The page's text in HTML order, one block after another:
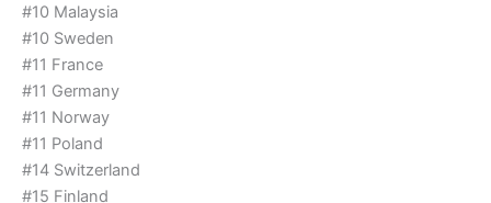
#10 Malaysia
#10 Sweden
#11 France
#11 Germany
#11 Norway
#11 Poland
#14 Switzerland
#15 Finland